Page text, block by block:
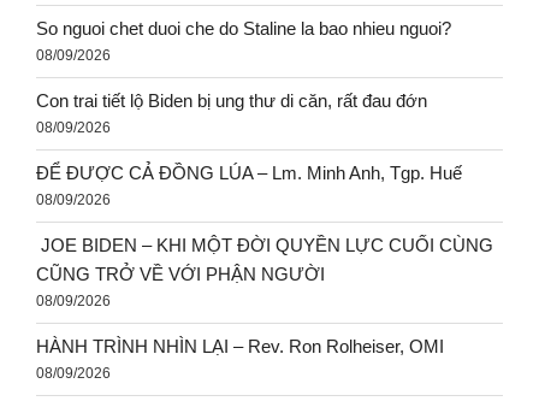
So nguoi chet duoi che do Staline la bao nhieu nguoi?
08/09/2026
Con trai tiết lộ Biden bị ung thư di căn, rất đau đớn
08/09/2026
ĐỂ ĐƯỢC CẢ ĐỒNG LÚA – Lm. Minh Anh, Tgp. Huế
08/09/2026
JOE BIDEN – KHI MỘT ĐỜI QUYỀN LỰC CUỐI CÙNG
CŨNG TRỞ VỀ VỚI PHẬN NGƯỜI
08/09/2026
HÀNH TRÌNH NHÌN LẠI – Rev. Ron Rolheiser, OMI
08/09/2026